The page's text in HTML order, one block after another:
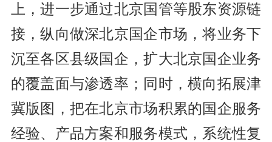
上，进一步通过北京国管等股东资源链
接，纵向做深北京国企市场，将业务下
沉至各区县级国企，扩大北京国企业务
的覆盖面与渗透率；同时，横向拓展津
冀版图，把在北京市场积累的国企服务
经验、产品方案和服务模式，系统性复